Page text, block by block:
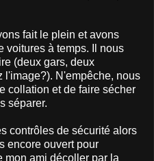
fait le plein et avons
voitures à temps. Il nous
(deux gars, deux
l'image?). N'empêche, nous
collation et de faire sécher
séparer.
contrôles de sécurité alors
encore ouvert pour
mon ami décoller par la